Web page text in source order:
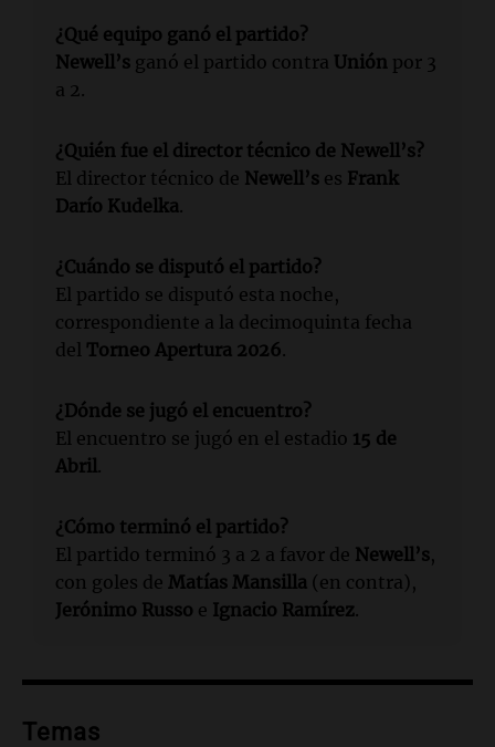
¿Qué equipo ganó el partido?
Newell’s ganó el partido contra Unión por 3
a 2.
¿Quién fue el director técnico de Newell’s?
El director técnico de Newell’s es Frank
Darío Kudelka.
¿Cuándo se disputó el partido?
El partido se disputó esta noche,
correspondiente a la decimoquinta fecha
del Torneo Apertura 2026.
¿Dónde se jugó el encuentro?
El encuentro se jugó en el estadio 15 de
Abril .
¿Cómo terminó el partido?
El partido terminó 3 a 2 a favor de Newell’s,
con goles de Matías Mansilla (en contra),
Jerónimo Russo e Ignacio Ramírez.
Temas